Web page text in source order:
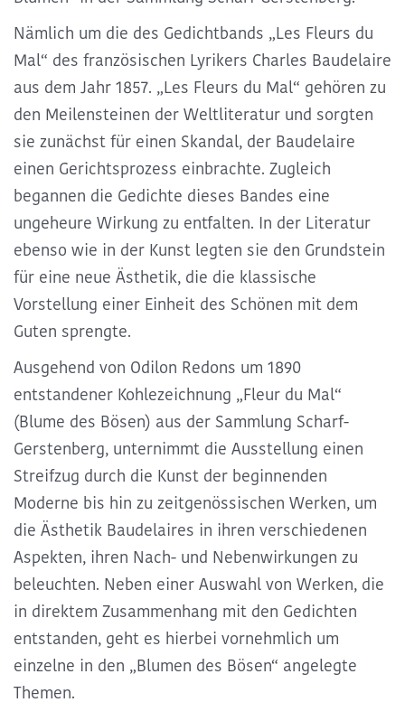
Nämlich um die des Gedichtbands „Les Fleurs du
Mal“ des französischen Lyrikers Charles Baudelaire
aus dem Jahr 1857. „Les Fleurs du Mal“ gehören zu
den Meilensteinen der Weltliteratur und sorgten
sie zunächst für einen Skandal, der Baudelaire
einen Gerichtsprozess einbrachte. Zugleich
begannen die Gedichte dieses Bandes eine
ungeheure Wirkung zu entfalten. In der Literatur
ebenso wie in der Kunst legten sie den Grundstein
für eine neue Ästhetik, die die klassische
Vorstellung einer Einheit des Schönen mit dem
Guten sprengte.
Ausgehend von Odilon Redons um 1890
entstandener Kohlezeichnung „Fleur du Mal“
(Blume des Bösen) aus der Sammlung Scharf-
Gerstenberg, unternimmt die Ausstellung einen
Streifzug durch die Kunst der beginnenden
Moderne bis hin zu zeitgenössischen Werken, um
die Ästhetik Baudelaires in ihren verschiedenen
Aspekten, ihren Nach- und Nebenwirkungen zu
beleuchten. Neben einer Auswahl von Werken, die
in direktem Zusammenhang mit den Gedichten
entstanden, geht es hierbei vornehmlich um
einzelne in den „Blumen des Bösen“ angelegte
Themen.